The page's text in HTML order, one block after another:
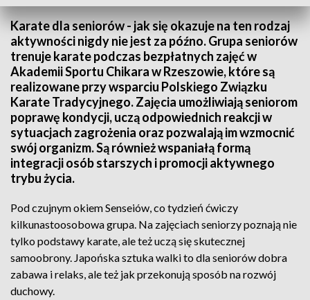
Karate dla seniorów - jak się okazuje na ten rodzaj
aktywności nigdy nie jest za późno. Grupa seniorów
trenuje karate podczas bezpłatnych zajęć w
Akademii Sportu Chikara w Rzeszowie, które są
realizowane przy wsparciu Polskiego Związku
Karate Tradycyjnego. Zajęcia umożliwiają seniorom
poprawę kondycji, uczą odpowiednich reakcji w
sytuacjach zagrożenia oraz pozwalają im wzmocnić
swój organizm. Są również wspaniałą formą
integracji osób starszych i promocji aktywnego
trybu życia.
Pod czujnym okiem Senseiów, co tydzień ćwiczy
kilkunastoosobowa grupa. Na zajęciach seniorzy poznają nie
tylko podstawy karate, ale też uczą się skutecznej
samoobrony. Japońska sztuka walki to dla seniorów dobra
zabawa i relaks, ale też jak przekonują sposób na rozwój
duchowy.